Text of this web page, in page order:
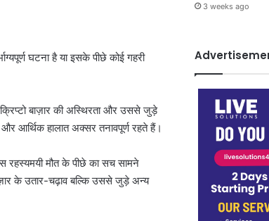
घटना है या इसके पीछे कोई गहरी
बाज़ार की अस्थिरता और उससे जुड़े
आर्थिक हालात अक्सर तनावपूर्ण रहते हैं।
रहस्यमयी मौत के पीछे का सच सामने
के उतार-चढ़ाव बल्कि उससे जुड़े अन्य
3 weeks ago